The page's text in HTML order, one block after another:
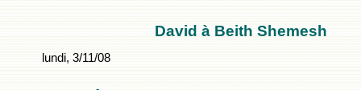
David à Beith Shemesh
lundi, 3/11/08